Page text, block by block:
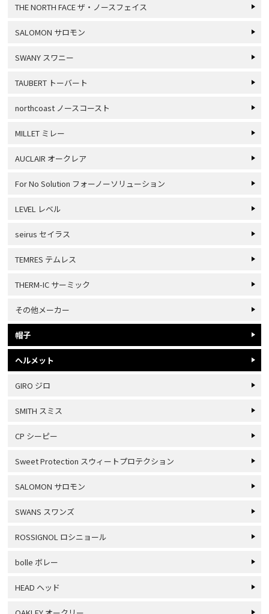
THE NORTH FACE ザ・ノースフェイス
SALOMON サロモン
SWANY スワニー
TAUBERT トーバート
northcoast ノースコースト
MILLET ミレー
AUCLAIR オークレア
For No Solution フォーノーソリューション
LEVEL レベル
seirus セイラス
TEMRES テムレス
THERM-IC サーミック
その他メーカー
帽子
ヘルメット
GIRO ジロ
SMITH スミス
CP シーピー
Sweet Protection スウィートプロテクション
SALOMON サロモン
SWANS スワンズ
ROSSIGNOL ロシニョール
bolle ボレー
HEAD ヘッド